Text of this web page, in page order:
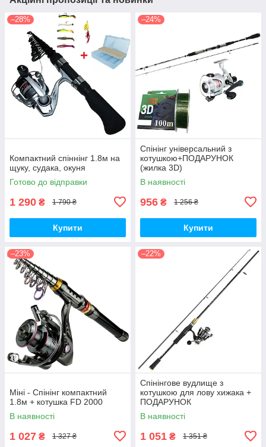
–28%
Компактний спіннінг 1.8м на
щуку, судака, окуня
Готово до відправки
1 290 ₴ 1 790 ₴
Купити
–24%
Спінінг універсальний з
котушкою+ПОДАРУНОК
(жилка 3D)
В наявності
956 ₴ 1 256 ₴
Купити
–23%
Міні - Спінінг компактний
1.8м + котушка FD 2000
В наявності
1 027 ₴ 1 327 ₴
–22%
Спінінгове вудлище з
котушкою для лову хижака +
ПОДАРУНОК
В наявності
1 051 ₴ 1 351 ₴